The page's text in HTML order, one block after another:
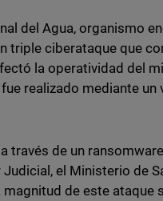
del Agua, organismo
triple ciberataque que
la operatividad del
realizado mediante un
través de un
el Ministerio de
de este ataque